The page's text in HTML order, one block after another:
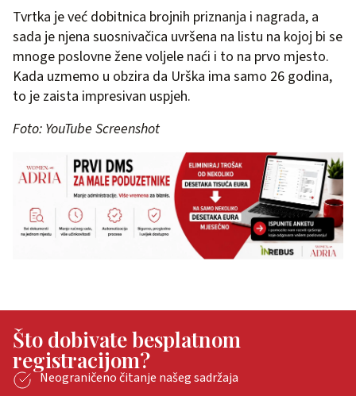
Tvrtka je već dobitnica brojnih priznanja i nagrada, a
sada je njena suosnivačica uvršena na listu na kojoj bi se
mnoge poslovne žene voljele naći i to na prvo mjesto.
Kada uzmemo u obzira da Urška ima samo 26 godina,
to je zaista impresivan uspjeh.
Foto: YouTube Screenshot
Što dobivate besplatnom
registracijom?
Neograničeno čitanje našeg sadržaja